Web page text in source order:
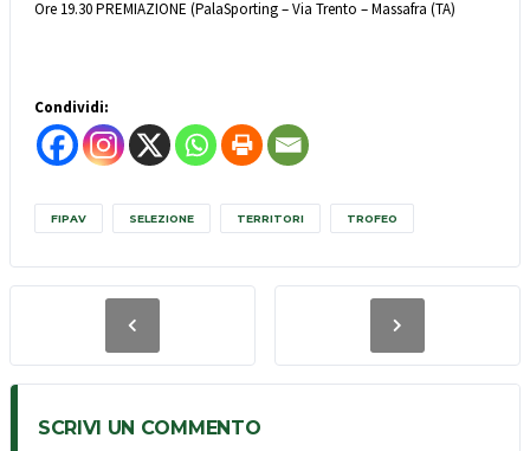
Ore 19.30 PREMIAZIONE (PalaSporting – Via Trento – Massafra (TA)
Condividi:
FIPAV SELEZIONE TERRITORI TROFEO
SCRIVI UN COMMENTO